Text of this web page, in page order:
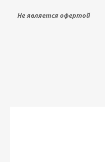
Не является офертой